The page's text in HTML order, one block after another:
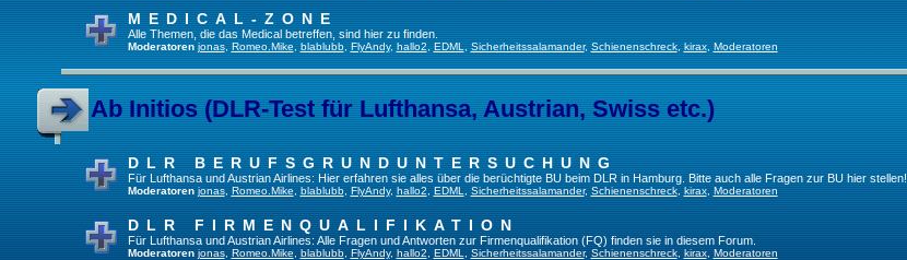
MEDICAL-ZONE
Alle Themen, die das Medical betreffen, sind hier zu finden.
Moderatoren jonas, Romeo.Mike blablubb, FlyAndy, hallo2 EDML Sicherheitssalamander, Schienenschreck, kirax, Moderatoren
Ab Initios (DLR-Test für Lufthansa, Austrian, Swiss etc.)
DLR BERUFSGRUNDUNTERSUCHUNG
Für Lufthansa und Austrian Airlines: Hier erfahren sie alles über die berüchtigte BU beim DLR in Hamburg. Bitte auch alle Fragen zur BU hier stellen!
Moderatoren jonas, Romeo.Mike blablubb, FlyAndy, hallo2 EDML Sicherheitssalamander, Schienenschreck, kirax, Moderatoren
DLR FIRMENQUALIFIKATION
Für Lufthansa und Austrian Airlines: Alle Fragen und Antworten zur Firmenqualifikation (FQ) finden sie in diesem Forum.
Moderatoren jonas, Romeo.Mike blablubb, FlyAndy, hallo2 EDML Sicherheitssalamander, Schienenschreck, kirax, Moderatoren